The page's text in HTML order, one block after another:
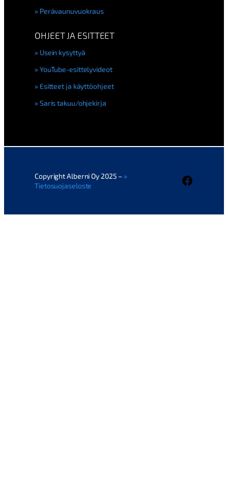
Perävaunuvuokraus
OHJEET JA ESITTEET
Usein kysyttyä
YouTube-esittelyvideot
Esitteet ja käyttöohjeet
Saris takuu/ohjekirja
Copyright Alberni Oy 2025 –
Tietosuojaseloste